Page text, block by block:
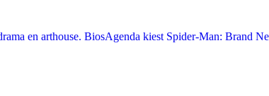
en arthouse. BiosAgenda kiest Spider-Man: Brand